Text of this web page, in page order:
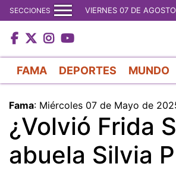
SECCIONES VIERNES 07 DE
FAMA DEPORTES MUNDO
Fama: Miércoles 07 de Mayo de
¿Volvió Frida
abuela Silvia